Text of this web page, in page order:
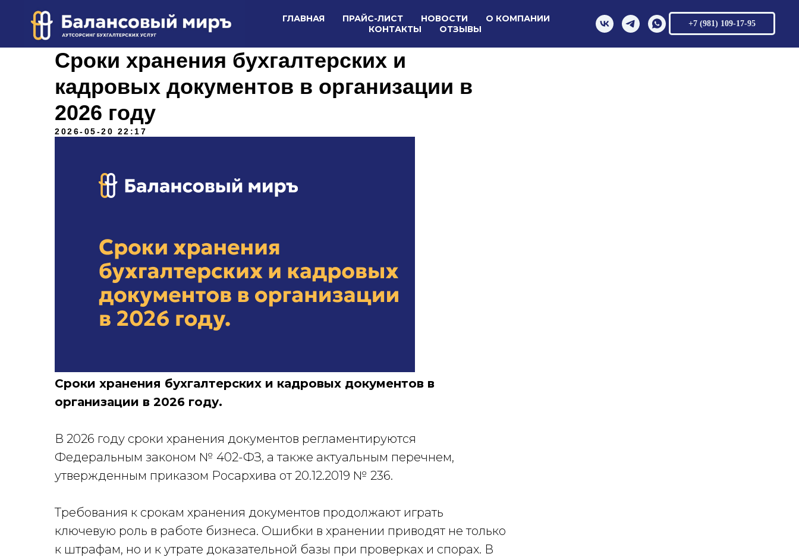
ГЛАВНАЯ ПРАЙС-ЛИСТ НОВОСТИ
О КОМПАНИИ
КОНТАКТЫ
ОТЗЫВЫ
+7 (981) 109-17-95
Сроки хранения бухгалтерских и
кадровых документов в организации в
2026 году
2026-05-20 22:17
Сроки хранения бухгалтерских и кадровых документов в
организации в 2026 году.
В 2026 году сроки хранения документов регламентируются
Федеральным законом № 402-ФЗ, а также актуальным перечнем,
утвержденным приказом Росархива от 20.12.2019 № 236.
Требования к срокам хранения документов продолжают играть
ключевую роль в работе бизнеса. Ошибки в хранении приводят не только
к штрафам, но и к утрате доказательной базы при проверках и спорах. В